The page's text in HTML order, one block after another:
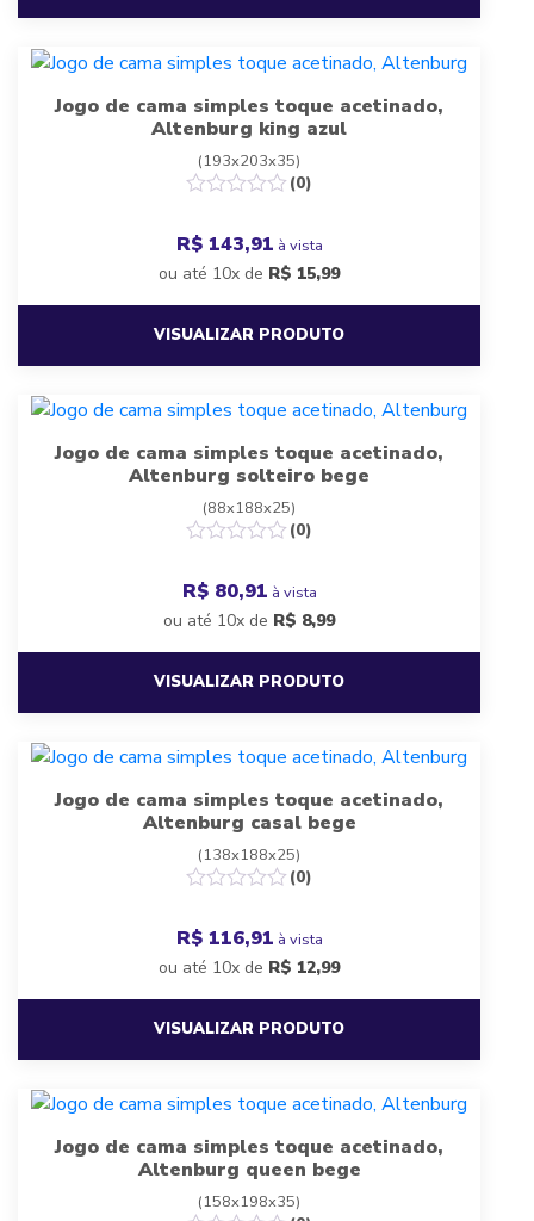
Jogo de cama simples toque acetinado,
Altenburg king azul
(193x203x35)
(0)
R$ 143,91 à vista
ou até 10x de R$ 15,99
VISUALIZAR PRODUTO
Jogo de cama simples toque acetinado,
Altenburg solteiro bege
(88x188x25)
(0)
R$ 80,91 à vista
ou até 10x de R$ 8,99
VISUALIZAR PRODUTO
Jogo de cama simples toque acetinado,
Altenburg casal bege
(138x188x25)
(0)
R$ 116,91 à vista
ou até 10x de R$ 12,99
VISUALIZAR PRODUTO
Jogo de cama simples toque acetinado,
Altenburg queen bege
(158x198x35)